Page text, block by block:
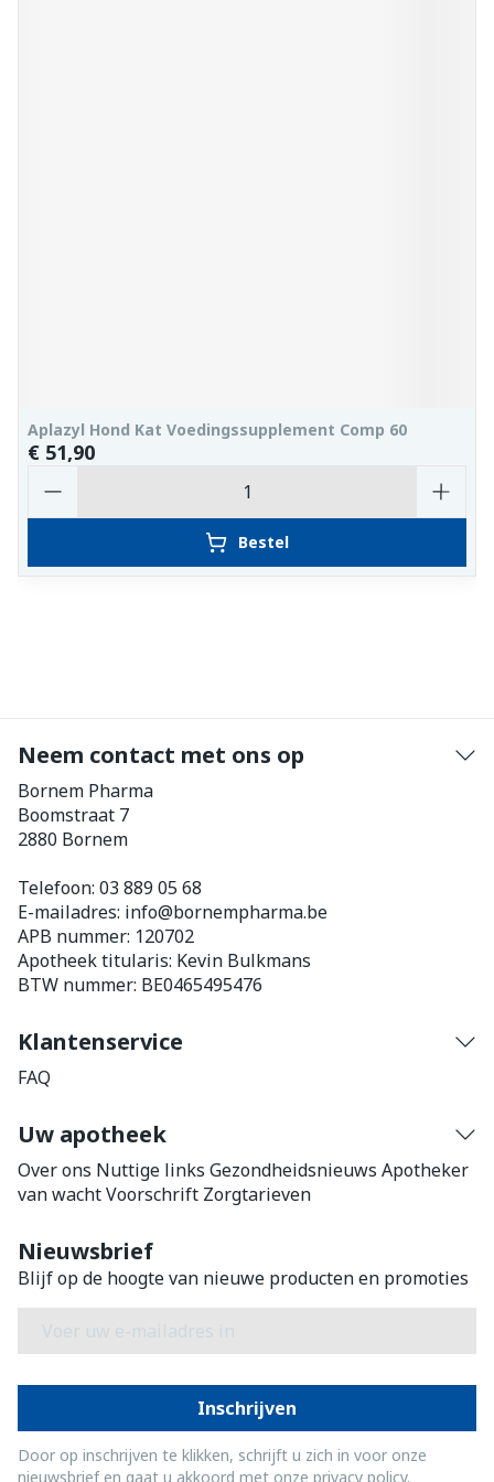
Aplazyl Hond Kat Voedingssupplement Comp 60
€ 51,90
Bestel
Neem contact met ons op
Bornem Pharma
Boomstraat 7
2880 Bornem
Telefoon: 03 889 05 68
E-mailadres: info@bornempharma.be
APB nummer: 120702
Apotheek titularis: Kevin Bulkmans
BTW nummer: BE0465495476
Klantenservice
FAQ
Uw apotheek
Over ons Nuttige links Gezondheidsnieuws Apotheker
van wachtVoorschrift Zorgtarieven
Nieuwsbrief
Blijf op de hoogte van nieuwe producten en promoties
Inschrijven
Door op inschrijven te klikken, schrijft u zich in voor onze
nieuwsbrief en gaat u akkoord met onze privacy policy.